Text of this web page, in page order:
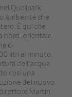
Quellpark
ambiente che
È qui che
nord-orientale
di
litri al minuto.
dell’acqua
così una
del nuovo
Martin